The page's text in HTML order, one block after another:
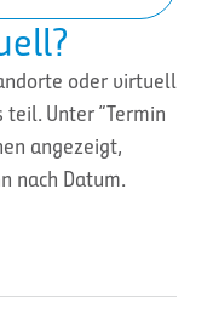
oder virtuell
Unter “Termin
angezeigt,
nach Datum.